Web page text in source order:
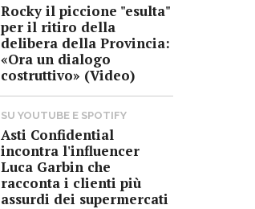
Rocky il piccione "esulta"
per il ritiro della
delibera della Provincia:
«Ora un dialogo
costruttivo» (Video)
SU YOUTUBE E SPOTIFY
Asti Confidential
incontra l'influencer
Luca Garbin che
racconta i clienti più
assurdi dei supermercati